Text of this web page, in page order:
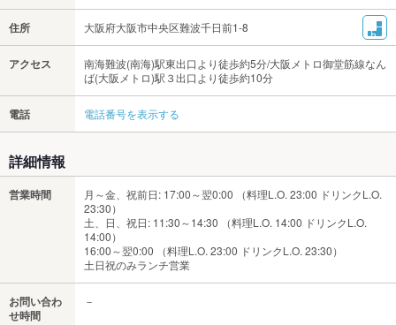
住所 大阪府大阪市中央区難波千日前1-8
アクセス
南海難波(南海)駅東出口より徒歩約5分/大阪メトロ御堂筋線なん
ば(大阪メトロ)駅３出口より徒歩約10分
電話 電話番号を表示する
詳細情報
営業時間
月～金、祝前日: 17:00～翌0:00 （料理L.O. 23:00 ドリンクL.O.
23:30）
土、日、祝日: 11:30～14:30 （料理L.O. 14:00 ドリンクL.O.
14:00）
16:00～翌0:00 （料理L.O. 23:00 ドリンクL.O. 23:30）
土日祝のみランチ営業
お問い合わ
せ時間
－